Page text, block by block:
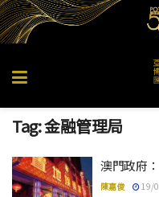
Tag:金融管理局
澳門政府
陳嘉俊 19/